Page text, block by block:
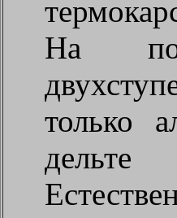
На
только
дельте